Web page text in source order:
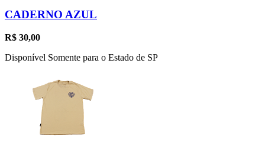
CADERNO AZUL
R$ 30,00
Disponível Somente para o Estado de SP